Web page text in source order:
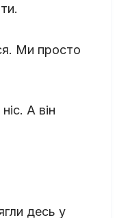
Ми просто
А він
десь у